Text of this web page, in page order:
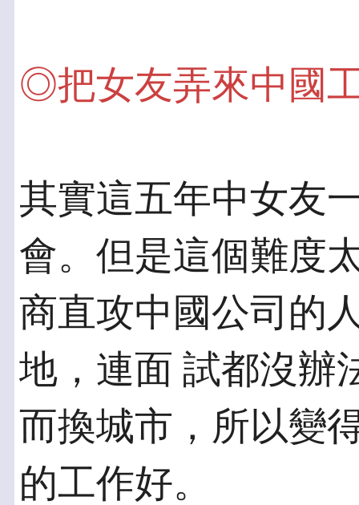
◎把女友弄來中國
其實這五年中女友
會。但是這個難度
商直攻中國公司的
地，連面 試都沒辦
而換城市，所以變
的工作好。